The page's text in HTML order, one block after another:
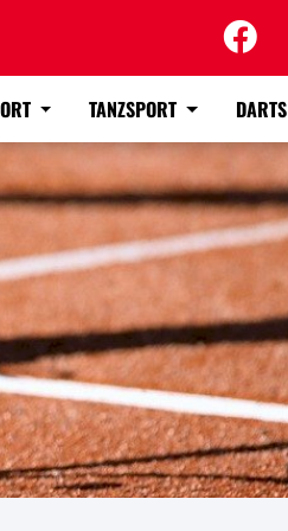
TANZSPORT DARTS